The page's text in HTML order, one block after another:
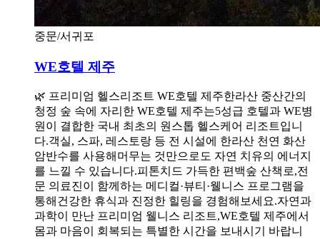
중문/서귀포
WE호텔 제주
🌿 프리미엄 헬스리조트 WE호텔 제주한라산 중산간의
청정 숲 속에 자리한 WE호텔 제주는5성급 호텔과 WE병
원이 결합한 국내 최초의 원스톱 헬스케어 리조트입니
다.객실, 스파, 레스토랑 등 전 시설에 한라산 천연 화산
암반수를 사용해머무는 것만으로도 자연 치유의 에너지
를 느낄 수 있습니다.피톤치드 가득한 편백숲 산책로,전
문 의료진이 함께하는 메디컬·뷰티·웰니스 프로그램을
통해건강한 휴식과 진정한 힐링을 경험해보세요.자연과
과학이 만난 프리미엄 웰니스 리조트,WE호텔 제주에서
몸과 마음이 회복되는 특별한 시간을 보내시기 바랍니